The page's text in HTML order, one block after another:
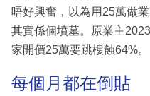
唔好興奮，以為用25萬做
其實係個墳墓。原業主
家開價25萬要跳樓蝕64%。
每個月都在倒貼